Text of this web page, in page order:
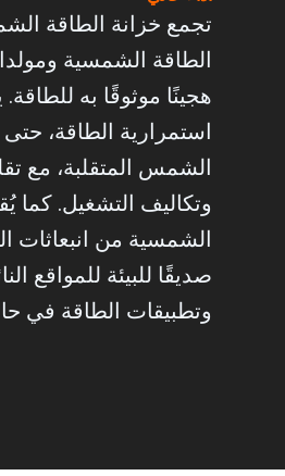
تجمع خزانة الطاقة
الطاقة الشمسية
هجينًا موثوقًا به
استمرارية الطاقة،
الشمس المتقلبة، مع
وتكاليف التشغيل. كما
الشمسية من انبعاثات
صديقًا للبيئة للمواقع
وتطبيقات الطاقة في